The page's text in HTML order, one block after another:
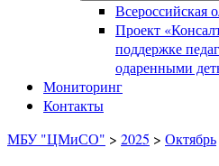
Всероссийская
Проект
поддержке
одаренными
Мониторинг
Контакты
МБУ "ЦМиСО" > 2025 > Октябрь